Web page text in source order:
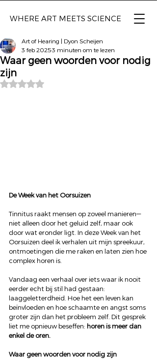
WHERE ART MEETS SCIENCE
Waar geen woorden voor nodig
zijn
Art of Hearing | Dyon Scheijen
3 feb 20253 minuten om te lezen
Beoordeeld met NaN uit 5 sterren.
De Week van het Oorsuizen
Tinnitus raakt mensen op zoveel manieren—
niet alleen door het geluid zelf, maar ook
door wat eronder ligt. In deze Week van het
Oorsuizen deel ik verhalen uit mijn spreekuur,
ontmoetingen die me raken en laten zien hoe
complex horen is.
Vandaag een verhaal over iets waar ik nooit
eerder echt bij stil had gestaan:
laaggeletterdheid. Hoe het een leven kan
beïnvloeden en hoe schaamte en angst soms
groter zijn dan het probleem zelf. Dit gesprek
liet me opnieuw beseffen: horen is meer dan
enkel de oren.
Waar geen woorden voor nodig zijn